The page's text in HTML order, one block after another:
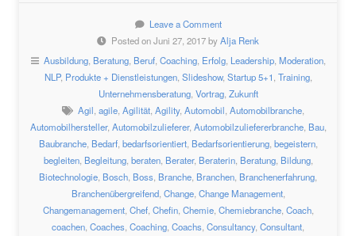
Leave a Comment
Posted on Juni 27, 2017 byAlja Renk
Ausbildung, Beratung, Beruf, Coaching, Erfolg, Leadership, Moderation,
NLP, Produkte + Dienstleistungen, Slideshow, Startup 5+1 Training,
Unternehmensberatung, Vortrag, Zukunft
Agil agile, Agilität, Agility, Automobil Automobilbranche,
Automobilhersteller, Automobilzulieferer, Automobilzuliefererbranche, Bau,
Baubranche, Bedarf, bedarfsorientiert, Bedarfsorientierung, begeistern,
begleiten, Begleitung, beraten, Berater, Beraterin, Beratung, Bildung,
Biotechnologie Bosch Boss Branche Branchen Branchenerfahrung
Branchenübergreifend, Change, Change Management,
Changemanagement, Chef, Chefin, Chemie, Chemiebranche, Coach,
coachen Coaches Coaching Coachs Consultancy, Consultant